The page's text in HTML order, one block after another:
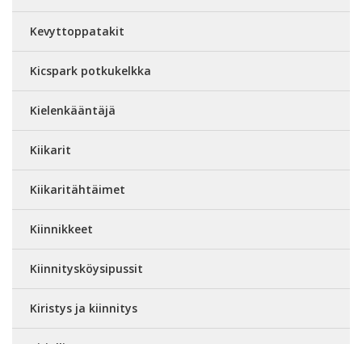
Kevyttoppatakit
Kicspark potkukelkka
Kielenkääntäjä
Kiikarit
Kiikaritähtäimet
Kiinnikkeet
Kiinnitysköysipussit
Kiristys ja kiinnitys